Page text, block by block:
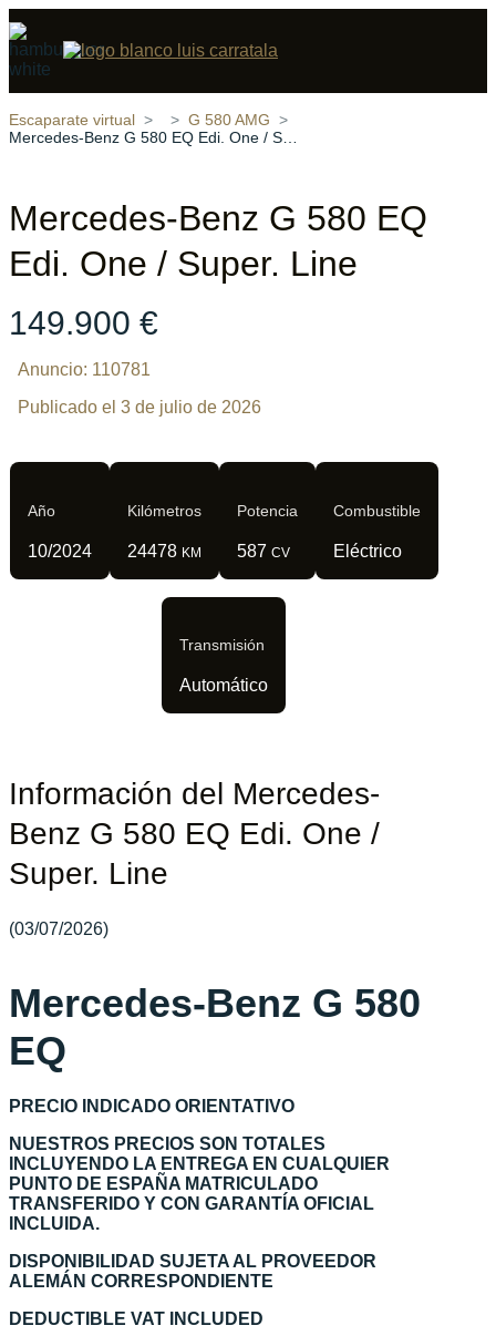
‹ ›
Compartir
Escaparate virtual
G 580 AMG
Mercedes-Benz G 580 EQ
Edi. One / Super. Line
149.900 €
Anuncio: 110781
Publicado el 3 de julio de 2026
Año
10/2024
Kilómetros
24478 KM
Potencia
587 CV
Combustible
Eléctrico
Transmisión
Automático
Información del Mercedes-
Benz G 580 EQ Edi. One /
Super. Line
(03/07/2026)
Mercedes-Benz G 580
EQ
PRECIO INDICADO ORIENTATIVO
NUESTROS PRECIOS SON TOTALES
INCLUYENDO LA ENTREGA EN CUALQUIER
PUNTO DE ESPAÑA MATRICULADO
TRANSFERIDO Y CON GARANTÍA OFICIAL
INCLUIDA.
DISPONIBILIDAD SUJETA AL PROVEEDOR
ALEMÁN CORRESPONDIENTE
DEDUCTIBLE VAT INCLUDED